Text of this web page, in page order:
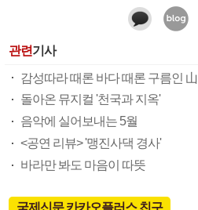
관련기사
감성따라 때론 바다 때론 구름인 山
돌아온 뮤지컬 '천국과 지옥'
음악에 실어보내는 5월
<공연 리뷰> '맹진사댁 경사'
바라만 봐도 마음이 따뜻
국제신문 카카오플러스 친구